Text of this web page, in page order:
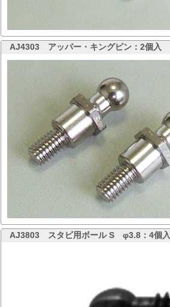
AJ4303 アッパー・キングピン：2個入
AJ3803 スタビ用ボール S φ3.8：4個入